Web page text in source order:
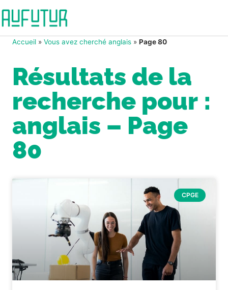
Accueil » Vous avez cherché anglais » Page 80
Résultats de la
recherche pour :
anglais – Page
80
CPGE